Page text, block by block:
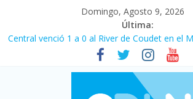
Domingo, Agosto 9, 2026
Última:
Central venció 1 a 0 al River de Coudet en el
La morosidad alcanzó su nivel más alto en
afecta a 400 mil deudores en Santa Fe
Desde que asumió Milei cerraron 41.000
denuncia crisis como en 2001